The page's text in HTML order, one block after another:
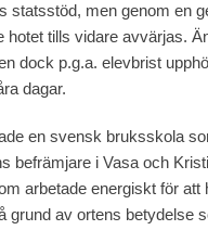
statsstöd, men genom en
tills vidare avvärjas.
dock p.g.a. elevbrist
dagar.
en svensk bruksskola
befrämjare i Vasa och
arbetade energiskt för att
av ortens betydelse